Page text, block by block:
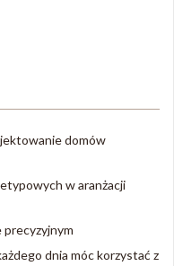
domów
w aranżacji
dnia móc korzystać z